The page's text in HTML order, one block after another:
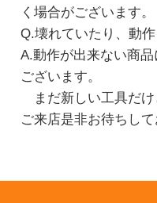
く場合がございます。
Q.壊れていたり、動
A.動作が出来ない商
ございます。
まだ新しい工具だけ
ご来店是非お待ちして